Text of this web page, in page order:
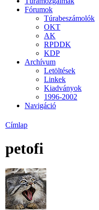
Fórumok
Túrabeszámolók
OKT
AK
RPDDK
KDP
Archívum
Letöltések
Linkek
Kiadványok
1996-2002
Navigáció
Címlap
petofi